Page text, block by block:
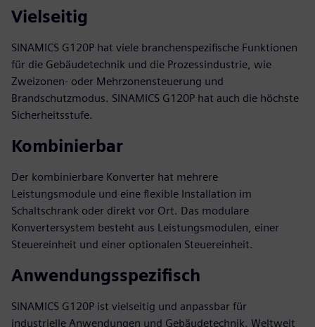
Vielseitig
SINAMICS G120P hat viele branchenspezifische Funktionen
für die Gebäudetechnik und die Prozessindustrie, wie
Zweizonen- oder Mehrzonensteuerung und
Brandschutzmodus. SINAMICS G120P hat auch die höchste
Sicherheitsstufe.
Kombinierbar
Der kombinierbare Konverter hat mehrere
Leistungsmodule und eine flexible Installation im
Schaltschrank oder direkt vor Ort. Das modulare
Konvertersystem besteht aus Leistungsmodulen, einer
Steuereinheit und einer optionalen Steuereinheit.
Anwendungsspezifisch
SINAMICS G120P ist vielseitig und anpassbar für
industrielle Anwendungen und Gebäudetechnik. Weltweit